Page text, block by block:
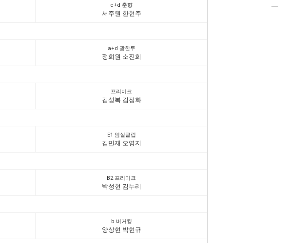
c+d 춘향
서주원 한현주
a+d 광한루
정희원 소진희
프리미크
김성복 김정화
E1 임실클럽
김민재 오영지
B2 프리미크
박성현 김누리
b 버거킹
양상현 박현규